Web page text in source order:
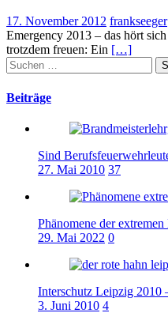
17. November 2012 frankseeger
Emergency 2013 – das hört
trotzdem freuen: Ein […]
Suchen
nach:
Beiträge
Sind
27. Mai 2010 37
Phänomene der
29. Mai 2022 0
Interschutz Leipzig 2010
3. Juni 2010 4